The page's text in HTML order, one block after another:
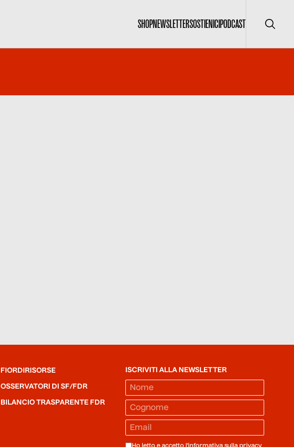
SHOPNEWSLETTERSOSTIENICIPODCAST Cerca
FIORDIRISORSE
OSSERVATORI DI SF/FDR
BILANCIO TRASPARENTE FDR
ISCRIVITI ALLA NEWSLETTER